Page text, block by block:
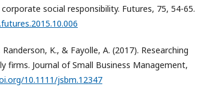
social responsibility. Futures, 75, 54-65.
K., & Fayolle, A. (2017). Researching
firms. Journal of Small Business Management,
10.1111/jsbm.12347